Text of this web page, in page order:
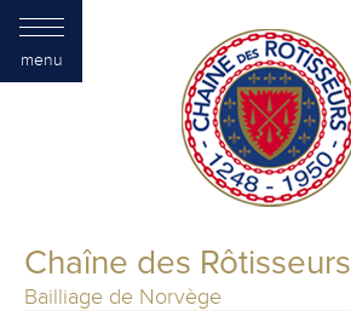
Chaîne des Rôtisseurs
Bailliage de Norvège
menu